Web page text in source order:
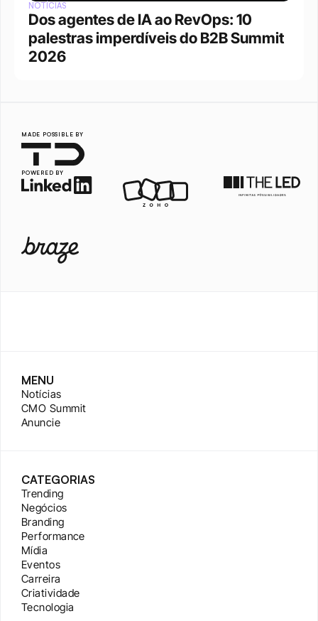
NOTÍCIAS
Dos agentes de IA ao RevOps: 10
palestras imperdíveis do B2B Summit
2026
MADE POSSIBLE BY
POWERED BY
MENU
Notícias
CMO Summit
Anuncie
CATEGORIAS
Trending
Negócios
Branding
Performance
Mídia
Eventos
Carreira
Criatividade
Tecnologia